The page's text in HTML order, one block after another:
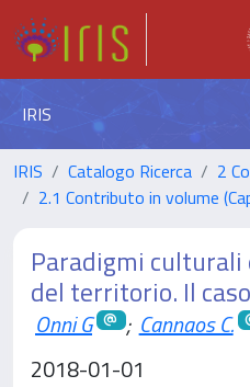
IRIS
IRIS Catalogo Ricerca
2
2.1 Contributo in volume
Paradigmi
del territorio. Il
Onni G ; Cannaos C.
2018-01-01